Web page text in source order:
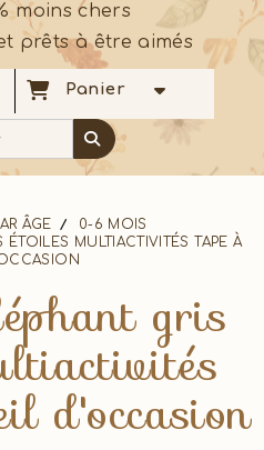
moins chers
prêts à être aimés
Panier
ÂGE
0-6 MOIS
MULTIACTIVITÉS TAPE À
gris
d'occasion